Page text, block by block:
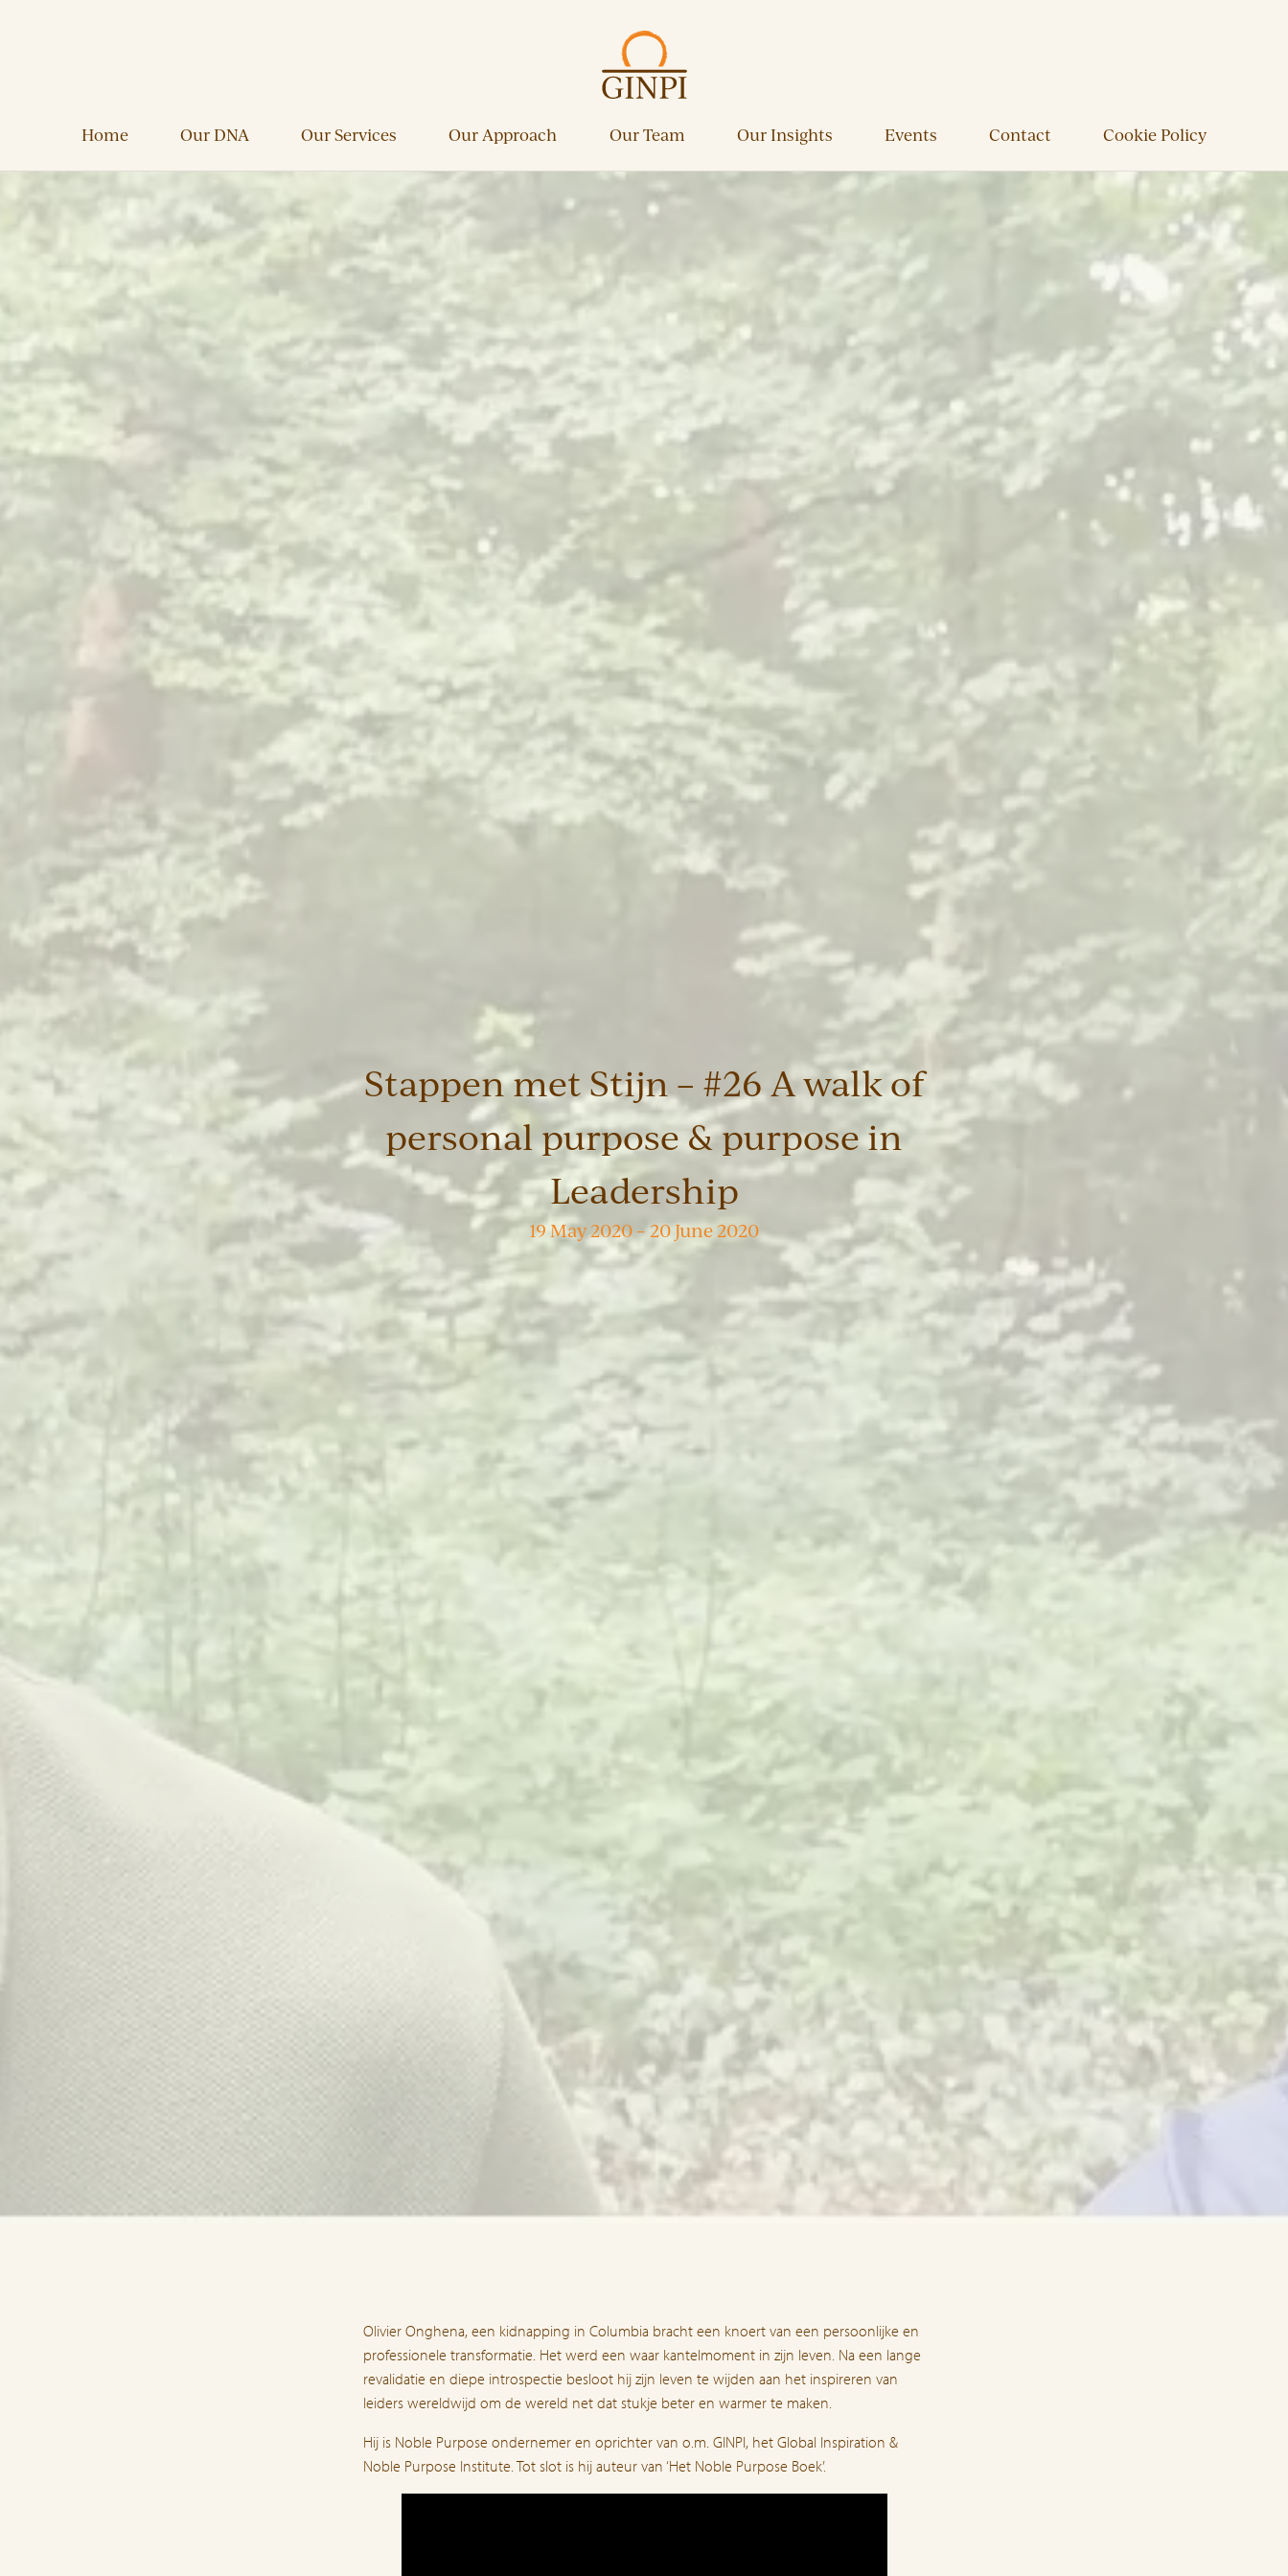
Home Our DNA Our Services Our Approach Our Team Our Insights Events Contact Cookie Policy
Stappen met Stijn – #26 A walk of
personal purpose & purpose in
Leadership
19 May 2020 – 20 June 2020
Olivier Onghena, een kidnapping in Columbia bracht een knoert van een persoonlijke en
professionele transformatie. Het werd een waar kantelmoment in zijn leven. Na een lange
revalidatie en diepe introspectie besloot hij zijn leven te wijden aan het inspireren van
leiders wereldwijd om de wereld net dat stukje beter en warmer te maken.
Hij is Noble Purpose ondernemer en oprichter van o.m. GINPI, het Global Inspiration &
Noble Purpose Institute. Tot slot is hij auteur van ‘Het Noble Purpose Boek’.